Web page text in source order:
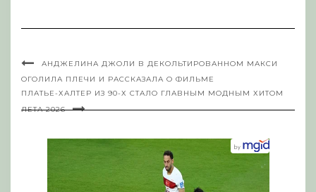
АНДЖЕЛИНА ДЖОЛИ В ДЕКОЛЬТИРОВАННОМ МАКСИ
ОГОЛИЛА ПЛЕЧИ И РАССКАЗАЛА О ФИЛЬМЕ
ПЛАТЬЕ-ХАЛТЕР ИЗ 90-Х СТАЛО ГЛАВНЫМ МОДНЫМ ХИТОМ
ЛЕТА 2026